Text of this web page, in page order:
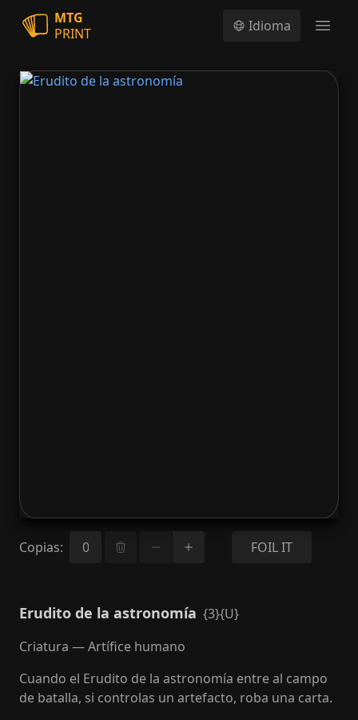
MTG
PRINT
Idioma
Copias: FOIL IT
Erudito de la astronomía {3}{U}
Criatura — Artífice humano
Cuando el Erudito de la astronomía entre al campo
de batalla, si controlas un artefacto, roba una carta.